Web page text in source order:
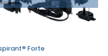
Forte